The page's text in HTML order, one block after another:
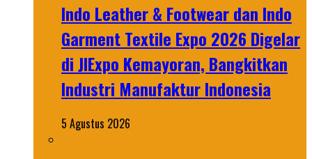
Indo Leather & Footwear dan Indo
Garment Textile Expo 2026 Digelar
di JIExpo Kemayoran, Bangkitkan
Industri Manufaktur Indonesia
5 Agustus 2026